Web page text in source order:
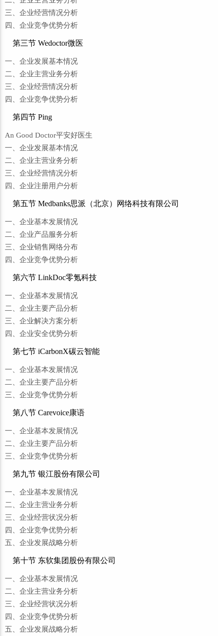
三、企业经营情况分析
四、企业竞争优势分析
第三节 Wedoctor微医
一、企业发展基本情况
二、企业主营业务分析
三、企业经营情况分析
四、企业竞争优势分析
第四节 Ping
An Good Doctor平安好医生
一、企业发展基本情况
二、企业主营业务分析
三、企业经营情况分析
四、企业注册用户分析
第五节 Medbanks思派（北京）网络科技有限公司
一、企业基本发展情况
二、企业产品服务分析
三、企业销售网络分布
四、企业竞争优势分析
第六节 LinkDoc零氪科技
一、企业基本发展情况
二、企业主要产品分析
三、企业解决方案分析
四、企业安全优势分析
第七节 iCarbonX碳云智能
一、企业基本发展情况
二、企业主要产品分析
三、企业竞争优势分析
第八节 Carevoice康语
一、企业基本发展情况
二、企业主要产品分析
三、企业竞争优势分析
第九节 银江股份有限公司
一、企业基本发展情况
二、企业主营业务分析
三、企业经营状况分析
四、企业竞争优势分析
五、企业发展战略分析
第十节 东软集团股份有限公司
一、企业基本发展情况
二、企业主营业务分析
三、企业经营状况分析
四、企业竞争优势分析
五、企业发展战略分析